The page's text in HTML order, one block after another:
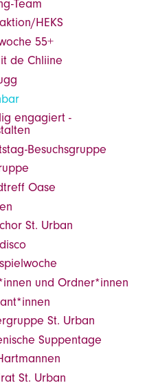
Team
HEKS
55+
de Chliine
engagiert -
Besuchsgruppe
Oase
St. Urban
und Ordner*innen
St. Urban
Suppentage
St. Urban